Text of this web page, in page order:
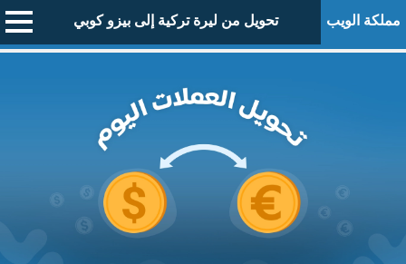
مملكة الويب تحويل من ليرة تركية إلى بيزو كوبي